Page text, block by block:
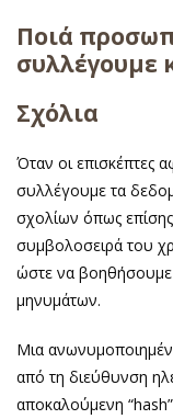
Ποιά
συλλέγουμε
Σχόλια
Όταν οι επισκέπτες
συλλέγουμε τα
σχολίων όπως
συμβολοσειρά του
ώστε να βοηθήσουμε
μηνυμάτων.
Μια
από τη διεύθυνση
αποκαλούμενη